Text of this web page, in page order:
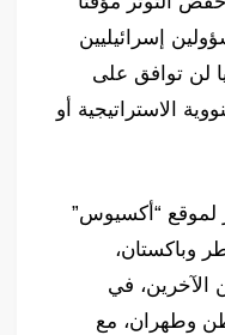
إسرائيليين
لن توافق على
الاستراتيجية أو
لموقع “أكسيوس”
وباكستان،
الآخرين، في
وطهران، مع